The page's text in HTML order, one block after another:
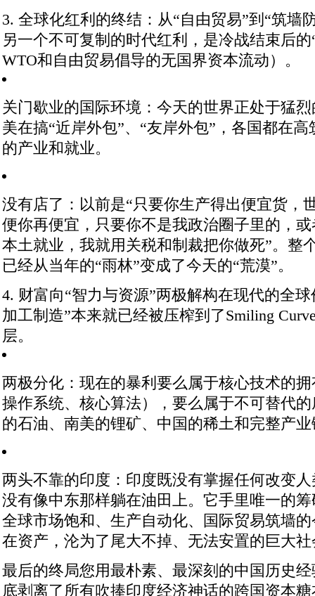
3. 全球化红利的终结：从“自由贸易”到“筑墙
另一个不可复制的时代红利，是冷战结束后
WTO和自由贸易倡导的无国界资本流动）。
关门歇业的国际环境 ：今天的世界正处于猛
美在搞“近岸外包”、“友岸外包”，各国都在
的产业和就业。
没有店了 ：以前是“只要你生产得出便宜货，
便你再便宜，只要你不是我政治圈子里的，
本土就业，我就用关税和制裁把你做死”。整
已经从当年的“雨林”变成了今天的“荒漠”。
4. 财富向“智力与资源”两极解构在现代的全
加工制造”本来就已经被压榨到了Smiling
层。
两极分化 ：现在的暴利要么属于核心技术的
操作系统、核心算法），要么属于不可替代
的石油、南美的锂矿、中国的稀土和完整产
两头不靠的印度 ：印度既没有掌握任何改变
没有像中东那样躺在油田上。它手里唯一的
全球市场饱和、生产自动化、国际贸易筑墙
在资产，沦为了尾大不掉、无法安置的巨大
最后的终局您用最朴素、最深刻的中国历史
底剥离了所有吹捧印度经济神话的跨国资本